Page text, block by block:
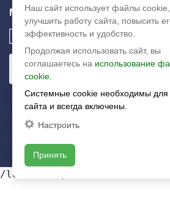
Мы в соц. сетях
© 2003-2026 «Арткерамика». Все
/local/templates/
Наш сайт использует файлы
улучшить работу сайта, повысить
эффективность и удобство.
Продолжая использовать сайт, вы
соглашаетесь на использование
cookie.
Системные cookie необходимы для
сайта и всегда включены.
Настроить
Принять